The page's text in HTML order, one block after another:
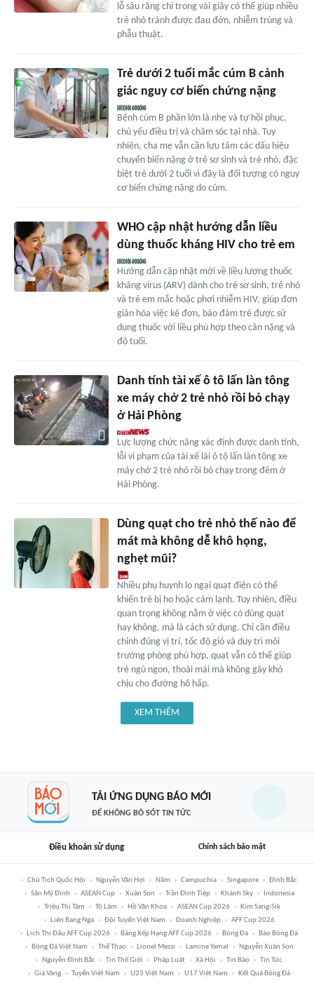
lỗ sâu răng chỉ trong vài giây có thể giúp nhiều
trẻ nhỏ tránh được đau đớn, nhiễm trùng và
phẫu thuật.
Trẻ dưới 2 tuổi mắc cúm B cảnh
giác nguy cơ biến chứng nặng
Bệnh cúm B phần lớn là nhẹ và tự hồi phục,
chủ yếu điều trị và chăm sóc tại nhà. Tuy
nhiên, cha mẹ vẫn cần lưu tâm các dấu hiệu
chuyển biến nặng ở trẻ sơ sinh và trẻ nhỏ, đặc
biệt trẻ dưới 2 tuổi vì đây là đối tượng có nguy
cơ biến chứng nặng do cúm.
WHO cập nhật hướng dẫn liều
dùng thuốc kháng HIV cho trẻ em
Hướng dẫn cập nhật mới về liều lượng thuốc
kháng virus (ARV) dành cho trẻ sơ sinh, trẻ nhỏ
và trẻ em mắc hoặc phơi nhiễm HIV, giúp đơn
giản hóa việc kê đơn, bảo đảm trẻ được sử
dụng thuốc với liều phù hợp theo cân nặng và
độ tuổi.
Danh tính tài xế ô tô lấn làn tông
xe máy chở 2 trẻ nhỏ rồi bỏ chạy
ở Hải Phòng
Lực lượng chức năng xác định được danh tính,
lỗi vi phạm của tài xế lái ô tô lấn làn tông xe
máy chở 2 trẻ nhỏ rồi bỏ chạy trong đêm ở
Hải Phòng.
Dùng quạt cho trẻ nhỏ thế nào để
mát mà không dễ khô họng,
nghẹt mũi?
Nhiều phụ huynh lo ngại quạt điện có thể
khiến trẻ bị ho hoặc cảm lạnh. Tuy nhiên, điều
quan trọng không nằm ở việc có dùng quạt
hay không, mà là cách sử dụng. Chỉ cần điều
chỉnh đúng vị trí, tốc độ gió và duy trì môi
trường phòng phù hợp, quạt vẫn có thể giúp
trẻ ngủ ngon, thoải mái mà không gây khó
chịu cho đường hô hấp.
XEM THÊM
TẢI ỨNG DỤNG BÁO MỚI
ĐỂ KHÔNG BỎ SÓT TIN TỨC
Điều khoản sử dụng Chính sách bảo mật
Chủ Tịch Quốc Hội Nguyễn Văn Hợi Năm Campuchia Singapore
Đình Bắc
Sân Mỹ Đình
ASEAN Cup Xuân Son Trần Đình Tiệp Khánh Sky
Indonesia
Triệu Thị Tâm
Tô Lâm Hồ Văn Khoa ASEAN Cup 2026
Kim Sang-Sik
Liên Bang Nga
Đội Tuyển Việt Nam Doanh Nghiệp
AFF Cup 2026
Lịch Thi Đấu AFF Cup 2026
Bảng Xếp Hạng AFF Cup 2026 Bóng Đá
Báo Bóng Đá
Bóng Đá Việt Nam
Thể Thao Lionel Messi Lamine Yamal
Nguyễn Xuân Son
Nguyễn Đình Bắc
Tin Thế Giới Pháp Luật Xã Hội Tin Bão
Tin Tức
Giá Vàng
Tuyển Việt Nam U23 Việt Nam U17 Việt Nam
Kết Quả Bóng Đá